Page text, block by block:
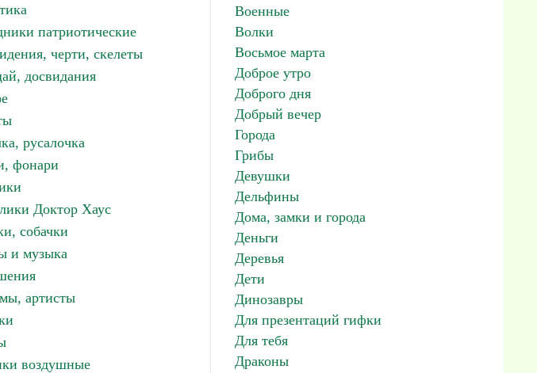
патриотические
черти, скелеты
досвидания
русалочка
фонари
Доктор Хаус
собачки
и музыка
артисты
воздушные
Военные
Волки
Восьмое марта
Доброе утро
Доброго дня
Добрый вечер
Города
Грибы
Девушки
Дельфины
Дома, замки и города
Деньги
Деревья
Дети
Динозавры
Для презентаций гифки
Для тебя
Драконы